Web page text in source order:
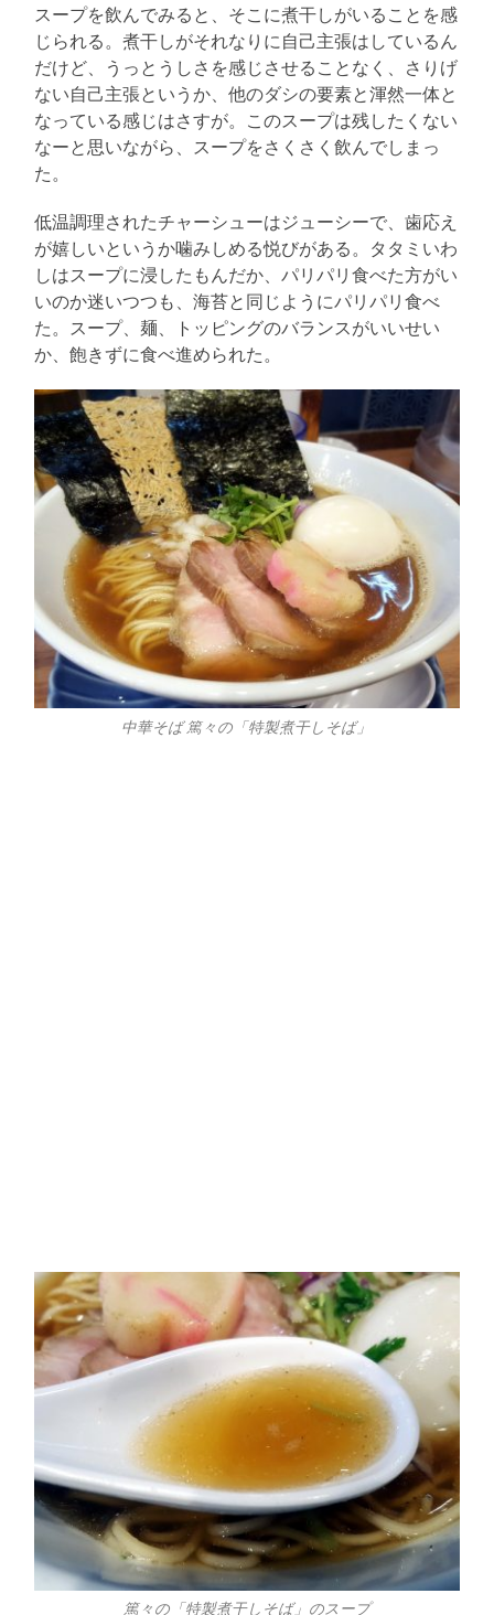
スープを飲んでみると、そこに煮干しがいることを感
じられる。煮干しがそれなりに自己主張はしているん
だけど、うっとうしさを感じさせることなく、さりげ
ない自己主張というか、他のダシの要素と渾然一体と
なっている感じはさすが。このスープは残したくない
なーと思いながら、スープをさくさく飲んでしまっ
た。
低温調理されたチャーシューはジューシーで、歯応え
が嬉しいというか噛みしめる悦びがある。タタミいわ
しはスープに浸したもんだか、パリパリ食べた方がい
いのか迷いつつも、海苔と同じようにパリパリ食べ
た。スープ、麺、トッピングのバランスがいいせい
か、飽きずに食べ進められた。
中華そば 篤々の「特製煮干しそば」
篤々の「特製煮干しそば」のスープ